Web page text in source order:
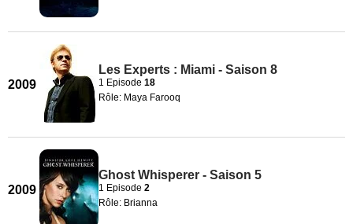
2009
Les Experts : Miami - Saison 8
1 Episode 18
Rôle: Maya Farooq
2009
Ghost Whisperer - Saison 5
1 Episode 2
Rôle: Brianna